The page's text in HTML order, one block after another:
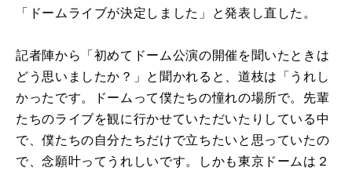
「ドームライブが決定しました」と発表し直した。
記者陣から「初めてドーム公演の開催を聞いたときは
どう思いましたか？」と聞かれると、道枝は「うれし
かったです。ドームって僕たちの憧れの場所で。先輩
たちのライブを観に行かせていただいたりしている中
で、僕たちの自分たちだけで立ちたいと思っていたの
で、念願叶ってうれしいです。しかも東京ドームは２